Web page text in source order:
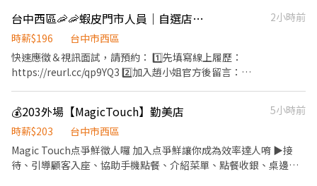
調整與支援有人店 🛵 鄰近門市調店支援 (早晚班 10 公里內, 夜班 16
公里內) 🕒工作時間: ▸ 早班: 07:00~08:30-13:30 (配合 2-5 小時依照
貨量彈性排班) ▸ 晚班: 17:30/18:30-23:30 (配合 2-5 小時依照貨量彈
性排班) ▸ 夜班: 23:30-03:30 (配合 2-4 小時依照貨量彈性排班) 📌 排
班說明: 平日一週給班 3-5 天, 假日配合主管排班 💰薪資 (含津貼加
給): ▸ 早班 $204-$214 ▸ 晚、夜班 $224-$244 . ⸻ 📦 蝦皮寄件店
(霧峰限定) | 環境單純好上手 ✅工作內容: 📦 協助門市營運: 包裹收
寄、搬運、理貨等 🧹 維持門市作業區環境與清潔維護作業 🔄 須配
合蝦皮店到店工作內容調整 🕒工作時間: ▸ 早班: 12:00-16:00 ▸ 午班:
16:30-20:30 ▸ 晚班: 18:30-22:30 ▸ 夜班(1): 20:30-00:30 📌 排班說
明: 平日一週給班 3-5 天, 假日配合主管排班 💰薪資 (含津貼加給): ▸
作門店會分在1-3間門市排班 (多數區域為2間以內) 4. 須配合蝦皮店
到店工作內容調整 5. 偶爾須配合鄰近有人店門市支援 . 班別 🟢早班
時間：07:00-12:00 🔺早班彈性7:00-8:30間可到班🔺 🟢晚班時薪：
18:30-22:30 ▶早/晚班下班時間也麻煩彈性延後，時間都有可能會
因貨物量多與少做調整 . 薪資待遇 ▶早班時薪 $204/H (內含交通津
只能薪轉本人帳戶，無法領現 ▶提供完整線上或實體教育訓練及實
體店面實習考核，皆有計薪 . 休假制度 排休制 (依照門市與個人可配
合時段) . 以下需跑的店點 主要門市🔽 台中向上 - 智取店 台中市西區
向上路一段130號1樓 跑點門市🔽 台中崇倫 - 智取店 台中市南區忠
明南路546號1樓 台中忠誠 - 智取店 台中市西區忠誠街65、67號1樓
台中西區🦐🦐蝦皮門市人員｜自選店家｜無經驗可｜快速報到🤍
2小時前
時薪$196
台中市西區
快速應徵＆視訊面試，請預約： 1️⃣先填寫線上履歷：
https://reurl.cc/qp9YQ3 2️⃣加入趙小姐官方後留言：
工作內容： 1. 包裹收寄、搬運、盤點、理貨 2. 協助門市服務與收銀
作業 3. 維持環境清潔 4. 配合調店及支援工作 5. 協助門市日常營運維
護 ✅工作時間： 早班：10:30-17:30 晚班：16:15-22:45、18:45-
22:45(兩個班別都要可以配合喔) 假日班：10:30-22:45 *皆為彈性排
💰203外場【MagicTouch】勤美店
5小時前
時薪$203
台中市西區
Magic Touch点爭鮮徵人囉 加入点爭鮮讓你成為效率達人唷 ▶️接
待、引導顧客入座、協助手機點餐、介紹菜單、點餐收銀、桌邊服